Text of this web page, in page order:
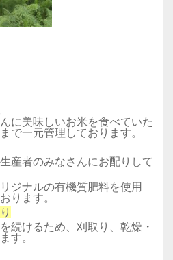
に美味しいお米を食べていた
で一元管理しております。
産者のみなさんにお配りして
ジナルの有機質肥料を使用
ります。
続けるため、刈取り、乾燥・
す。